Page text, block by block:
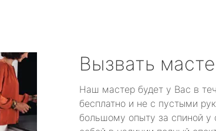
Вызвать
Наш мастер будет у Вас в
бесплатно и не с пустыми
большому опыту за спиной у